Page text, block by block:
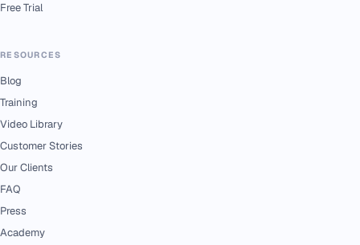
Free Trial
RESOURCES
Blog
Training
Video Library
Customer Stories
Our Clients
FAQ
Press
Academy